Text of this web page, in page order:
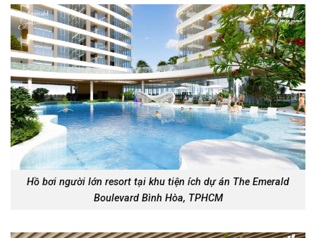
Hồ bơi người lớn resort tại khu tiện ích dự án The Emerald
Boulevard Bình Hòa, TPHCM